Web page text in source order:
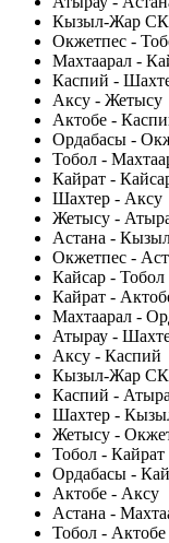
Кызыл-Жар СК
Окжетпес -
Махтаарал -
Каспий -
Аксу - Жетысу
Актобе -
Ордабасы -
Тобол -
Кайрат -
Шахтер - Аксу
Жетысу -
Астана -
Окжетпес -
Кайсар - Тобол
Кайрат -
Махтаарал -
Атырау -
Аксу - Каспий
Кызыл-Жар СК
Каспий -
Шахтер -
Жетысу -
Тобол - Кайрат
Ордабасы -
Актобе - Аксу
Астана -
Тобол - Актобе